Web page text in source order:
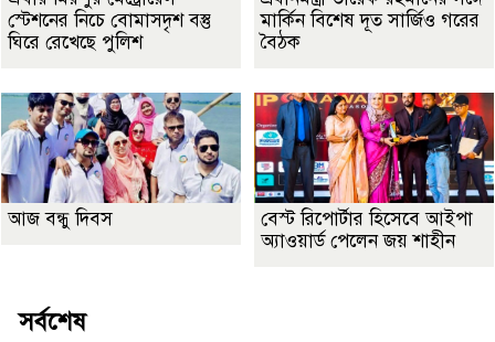
স্টেশনের নিচে বোমাসদৃশ বস্তু
ঘিরে রেখেছে পুলিশ
মার্কিন বিশেষ দূত সার্জিও গরের
বৈঠক
আজ বন্ধু দিবস
বেস্ট রিপোর্টার হিসেবে আইপা
অ্যাওয়ার্ড পেলেন জয় শাহীন
সর্বশেষ